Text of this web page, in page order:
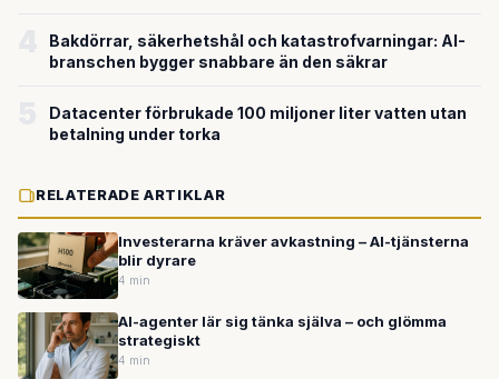
Bakdörrar, säkerhetshål och katastrofvarningar: AI-
branschen bygger snabbare än den säkrar
Datacenter förbrukade 100 miljoner liter vatten utan
betalning under torka
RELATERADE ARTIKLAR
Investerarna kräver avkastning – AI-tjänsterna
blir dyrare
4 min
AI-agenter lär sig tänka själva – och glömma
strategiskt
4 min